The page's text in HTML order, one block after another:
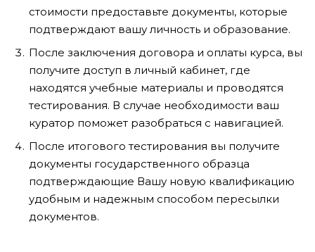
стоимости предоставьте документы, которые
подтверждают вашу личность и образование.
После заключения договора и оплаты курса, вы
получите доступ в личный кабинет, где
находятся учебные материалы и проводятся
тестирования. В случае необходимости ваш
куратор поможет разобраться с навигацией.
После итогового тестирования вы получите
документы государственного образца
подтверждающие Вашу новую квалификацию
удобным и надежным способом пересылки
документов.